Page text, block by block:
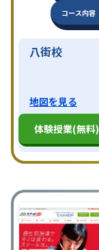
コース内容
八街校
地図を見る
体験授業(無料)